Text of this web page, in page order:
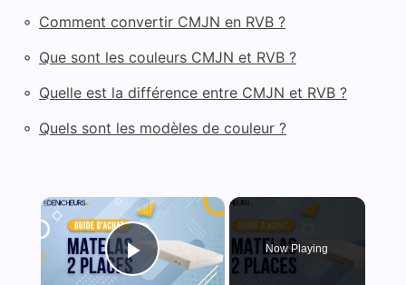
◦ Comment convertir CMJN en RVB ?
◦ Que sont les couleurs CMJN et RVB ?
◦ Quelle est la différence entre CMJN et RVB ?
◦ Quels sont les modèles de couleur ?
×
Play Video
Now Playing